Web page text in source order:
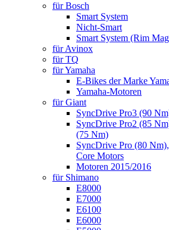
für Bosch
Smart System
Nicht-Smart
Smart System (Rim
für Avinox
für TQ
für Yamaha
E-Bikes der Marke
Yamaha-Motoren
für Giant
SyncDrive Pro3 (90
SyncDrive Pro2 (85
(75 Nm)
SyncDrive Pro (80
Core Motors
Motoren 2015/2016
für Shimano
E8000
E7000
E6100
E6000